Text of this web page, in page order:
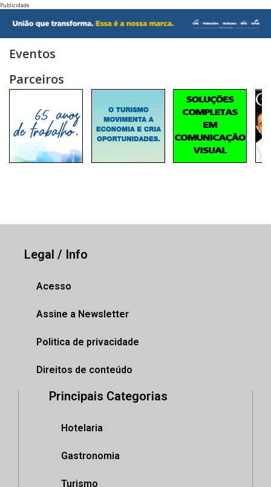
Publicidade
Eventos
Parceiros
Legal / Info
Acesso
Assine a Newsletter
Politica de privacidade
Direitos de conteúdo
Principais Categorias
Hotelaria
Gastronomia
Turismo